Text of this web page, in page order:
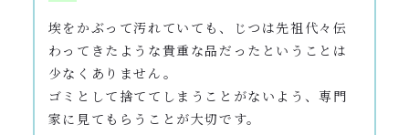
埃をかぶって汚れていても、じつは先祖代々伝
わってきたような貴重な品だったということは
少なくありません。
ゴミとして捨ててしまうことがないよう、専門
家に見てもらうことが大切です。